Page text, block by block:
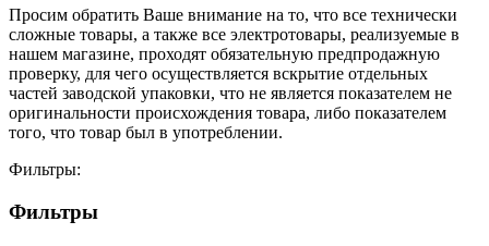
Просим обратить Ваше внимание на то, что все технически
сложные товары, а также все электротовары, реализуемые в
нашем магазине, проходят обязательную предпродажную
проверку, для чего осуществляется вскрытие отдельных
частей заводской упаковки, что не является показателем не
оригинальности происхождения товара, либо показателем
того, что товар был в употреблении.
Фильтры:
Фильтры